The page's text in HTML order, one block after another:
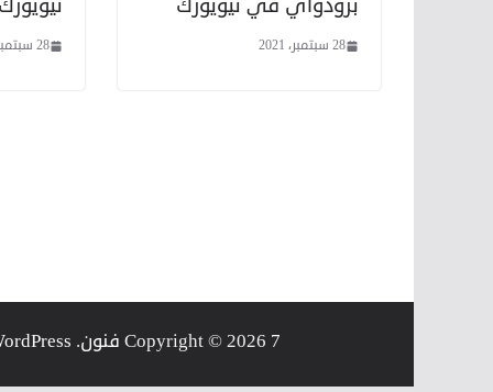
28 سبتمبر، 2021 28 سبتمبر، 2021
Copyright © 2026 7 فنون . Powered by